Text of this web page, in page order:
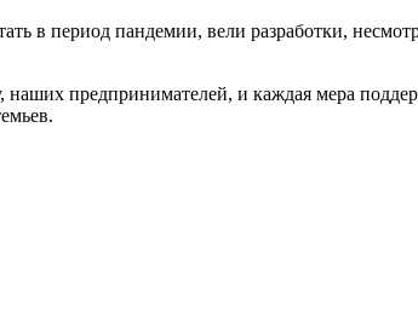
в период пандемии, вели разработки,
предпринимателей, и каждая мера